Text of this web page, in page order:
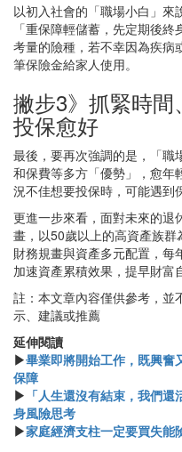
以初入社會的「職場小白」
「重保障輕儲蓄，先定期後
考量的險種，若不幸因為疾病
筆保險金給家人使用。
撇步3》抓緊時
投保愈好
最後，要再次強調的是，「職
和保費等多方「優勢」，愈年
況不佳想要投保時，可能遇到
更進一步來看，面對未來的退
畫，以50歲以上的高資產族
財務規畫與資產多元配置，每
加速資產累積效果，提早財富
註：本文章內容僅供參考，並
示、建議或推薦
延伸閱讀
▶畢業即將開始工作，既興奮
保障
▶ 「人生還沒有結束，我們
身風險思考
▶家庭經濟支柱一定要買失能